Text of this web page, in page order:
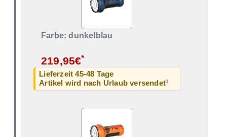
Farbe: dunkelblau
219,95€*
Lieferzeit 45-48 Tage
Artikel wird nach Urlaub versendet1